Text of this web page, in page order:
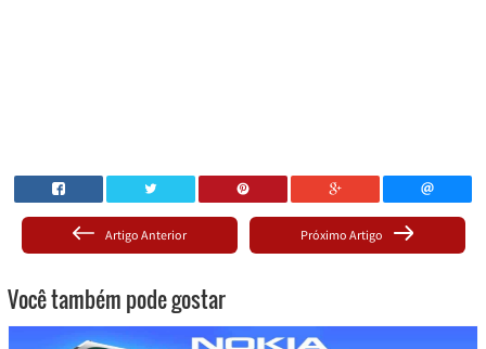
Próximo Artigo
Artigo Anterior
Você também pode gostar